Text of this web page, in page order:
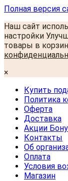
Полная версия
Наш сайт
настройки
товары в
×
Купить
Политика
Оферта
Доставка
Акции
Контакты
Об
Оплата
Условия
Магазин